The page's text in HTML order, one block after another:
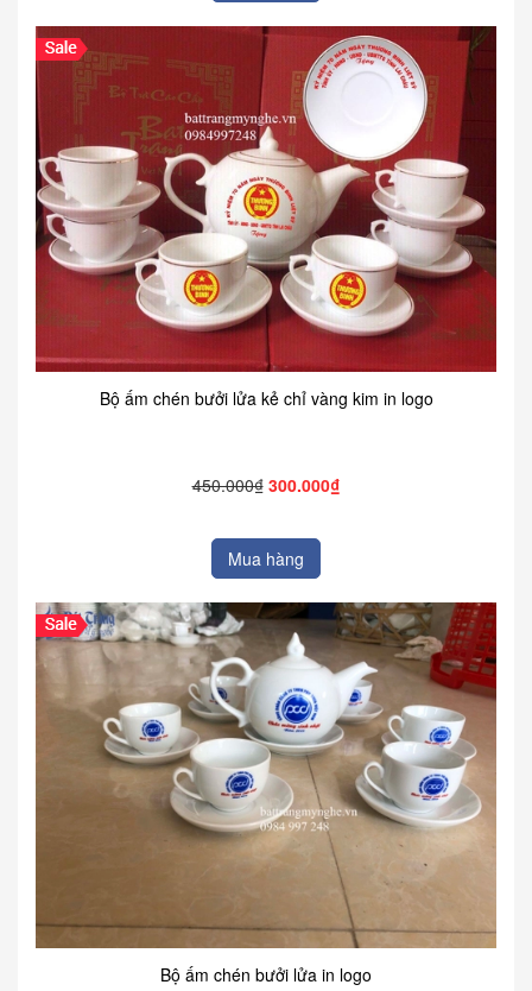
Bộ ấm chén bưởi lửa kẻ chỉ vàng kim in logo
450.000₫ 300.000₫
Mua hàng
Bộ ấm chén bưởi lửa in logo